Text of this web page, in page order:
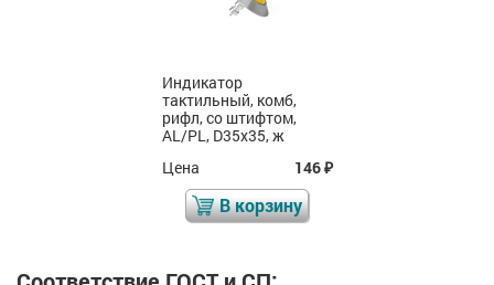
Индикатор
тактильный, комб, со
штифтом, AISI304/PU,
D35x35, ж
Цена
106₽
В корзину